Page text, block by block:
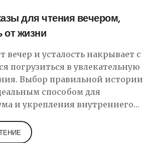
для чтения вечером,
от жизни
вечер и усталость накрывает с
погрузиться в увлекательную
Выбор правильной истории
способом для
и укрепления внутреннего
помогут восстановить